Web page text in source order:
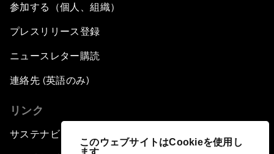
このウェブサイトはCookieを使用し
ます
参加する（個人、組織）
プレスリリース登録
ニュースレター購読
連絡先 (英語のみ)
リンク
サステナビリティへの取り組み